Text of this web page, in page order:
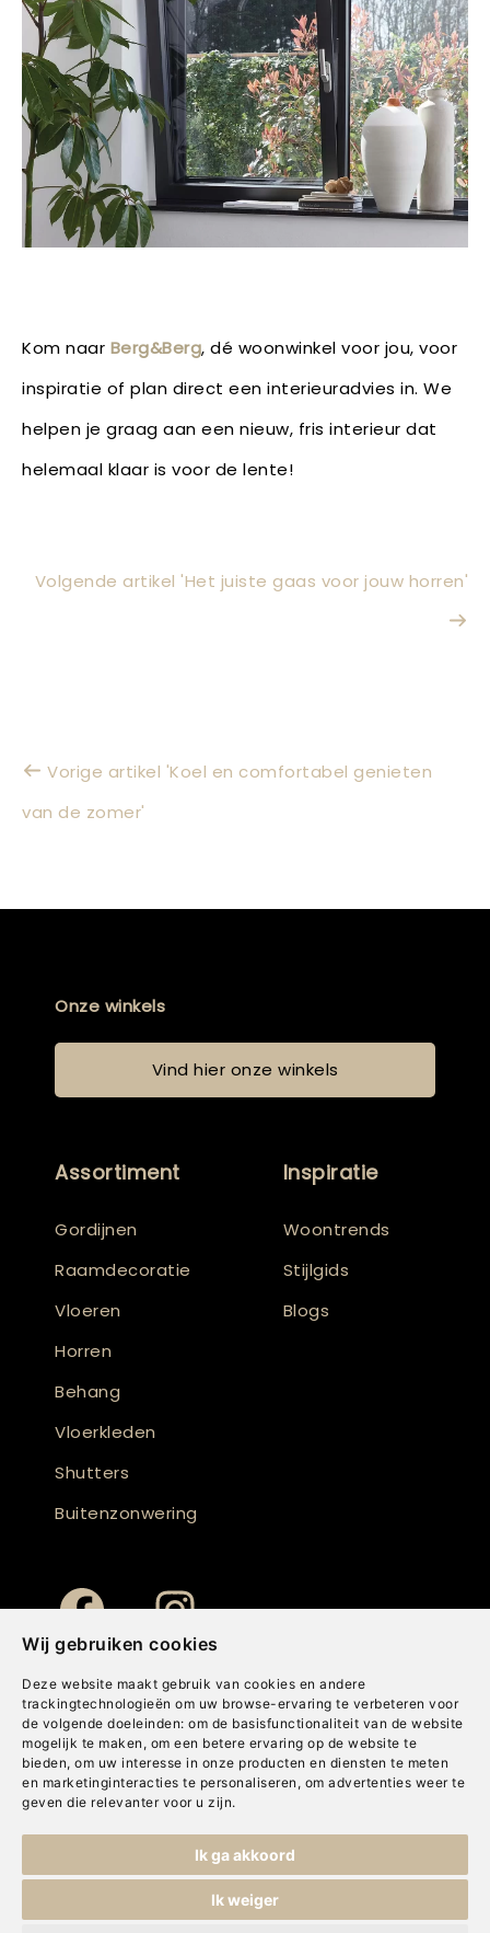
Wij gebruiken cookies
Deze website maakt gebruik van cookies en andere
trackingtechnologieën om uw browse-ervaring te verbeteren voor
de volgende doeleinden: om de basisfunctionaliteit van de website
mogelijk te maken , om een betere ervaring op de website te
bieden, om uw interesse in onze producten en diensten te meten
en marketinginteracties te personaliseren , om advertenties weer te
geven die relevanter voor u zijn.
Ik ga akkoord
Ik weiger
Kom naar Berg&Berg, dé woonwinkel voor jou, voor
inspiratie of plan direct een interieuradvies in. We
helpen je graag aan een nieuw, fris interieur dat
helemaal klaar is voor de lente!
Volgende artikel 'Het juiste gaas voor jouw horren'
Vorige artikel 'Koel en comfortabel genieten
van de zomer'
Onze winkels
Vind hier onze winkels
Assortiment
Gordijnen
Raamdecoratie
Vloeren
Horren
Behang
Vloerkleden
Shutters
Buitenzonwering
Inspiratie
Woontrends
Stijlgids
Blogs
Cookies